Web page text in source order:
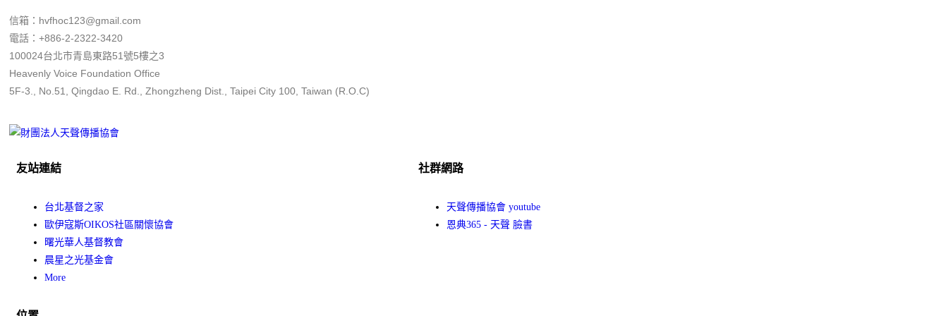
信箱：hvfhoc123@gmail.com
電話：+886-2-2322-3420
100024台北市青島東路51號5樓之3
Heavenly Voice Foundation Office
5F-3., No.51, Qingdao E. Rd., Zhongzheng Dist., Taipei City 100, Taiwan (R.O.C)
友站連結
台北基督之家
歐伊寇斯OIKOS社區關懷協會
曙光華人基督教會
晨星之光基金會
More
社群網路
天聲傳播協會 youtube
恩典365 - 天聲 臉書